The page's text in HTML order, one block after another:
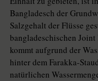
Bangladesch der
Salzgehalt der Flüsse
bangladeschischen
kommt aufgrund der
hinter dem Farakka-
natürlichen